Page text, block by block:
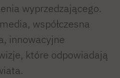
wyprzedzającego.
współczesna
innowacyjne
które odpowiadają